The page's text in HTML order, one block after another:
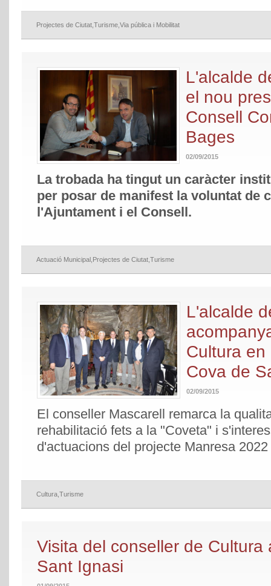
Projectes de Ciutat Turisme Via pública i Mobilitat
L'alcalde
el nou
Consell
Bages
02/09/2015
La trobada ha tingut un caràcter
per posar de manifest la voluntat de
l'Ajuntament i el Consell.
Actuació Municipal Projectes de Ciutat Turisme
L'alcalde
Cultura en
Cova de
02/09/2015
El conseller Mascarell remarca la
rehabilitació fets a la "Coveta" i
d'actuacions del projecte Manresa 2022
Cultura Turisme
Visita del conseller de Cultura
Sant Ignasi